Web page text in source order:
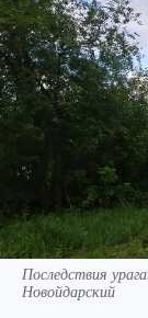
Последствия
Новойдарский